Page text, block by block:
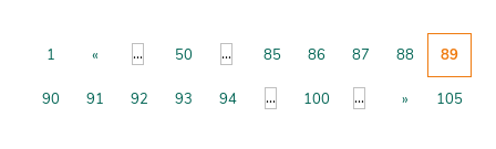
1 « ... 50 ... 85 86 87 88 89
90 91 92 93 94 ... 100 ... » 105